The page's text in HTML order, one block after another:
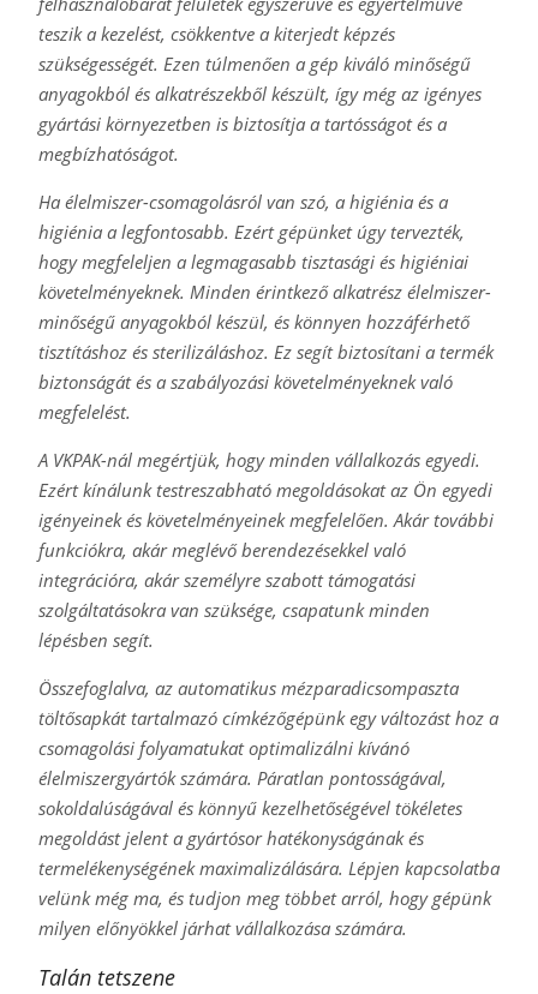
teszik a kezelést, csökkentve a kiterjedt képzés
szükségességét. Ezen túlmenően a gép kiváló minőségű
anyagokból és alkatrészekből készült, így még az igényes
gyártási környezetben is biztosítja a tartósságot és a
megbízhatóságot.
Ha élelmiszer-csomagolásról van szó, a higiénia és a
higiénia a legfontosabb. Ezért gépünket úgy tervezték,
hogy megfeleljen a legmagasabb tisztasági és higiéniai
követelményeknek. Minden érintkező alkatrész élelmiszer-
minőségű anyagokból készül, és könnyen hozzáférhető
tisztításhoz és sterilizáláshoz. Ez segít biztosítani a termék
biztonságát és a szabályozási követelményeknek való
megfelelést.
A VKPAK-nál megértjük, hogy minden vállalkozás egyedi.
Ezért kínálunk testreszabható megoldásokat az Ön egyedi
igényeinek és követelményeinek megfelelően. Akár további
funkciókra, akár meglévő berendezésekkel való
integrációra, akár személyre szabott támogatási
szolgáltatásokra van szüksége, csapatunk minden
lépésben segít.
Összefoglalva, az automatikus mézparadicsompaszta
töltősapkát tartalmazó címkézőgépünk egy változást hoz a
csomagolási folyamatukat optimalizálni kívánó
élelmiszergyártók számára. Páratlan pontosságával,
sokoldalúságával és könnyű kezelhetőségével tökéletes
megoldást jelent a gyártósor hatékonyságának és
termelékenységének maximalizálására. Lépjen kapcsolatba
velünk még ma, és tudjon meg többet arról, hogy gépünk
milyen előnyökkel járhat vállalkozása számára.
Talán tetszene